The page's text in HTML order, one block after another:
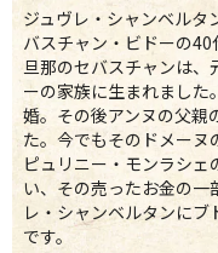
ジュヴレ・シャンベルタ
バスチャン・ビドーの40
旦那のセバスチャンは、
ーの家族に生まれました
婚。その後アンヌの父親
た。今でもそのドメーヌ
ピュリニー・モンラシェ
い、その売ったお金の一
レ・シャンベルタンに
です。